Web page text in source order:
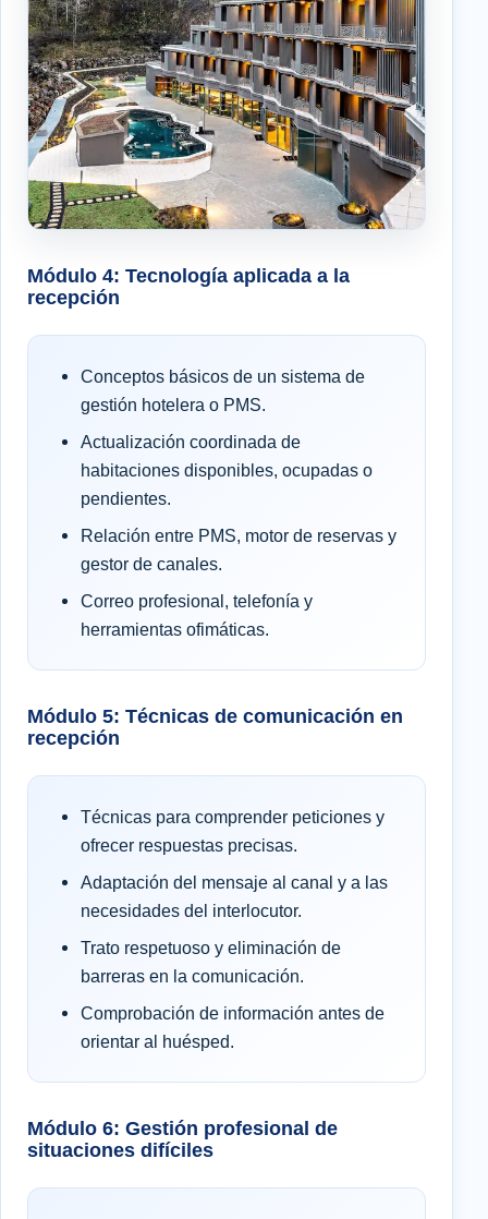
Módulo 4: Tecnología aplicada a la
recepción
Conceptos básicos de un sistema de
gestión hotelera o PMS.
Actualización coordinada de
habitaciones disponibles, ocupadas o
pendientes.
Relación entre PMS, motor de reservas y
gestor de canales.
Correo profesional, telefonía y
herramientas ofimáticas.
Módulo 5: Técnicas de comunicación en
recepción
Técnicas para comprender peticiones y
ofrecer respuestas precisas.
Adaptación del mensaje al canal y a las
necesidades del interlocutor.
Trato respetuoso y eliminación de
barreras en la comunicación.
Comprobación de información antes de
orientar al huésped.
Módulo 6: Gestión profesional de
situaciones difíciles